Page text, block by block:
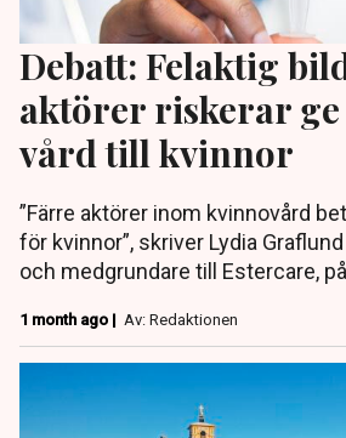
Debatt: Felaktig
aktörer riskerar
vård till kvinnor
”Färre aktörer inom kvinnovård
för kvinnor”, skriver Lydia
och medgrundare till Estercare,
1 month ago | Av: Redaktionen